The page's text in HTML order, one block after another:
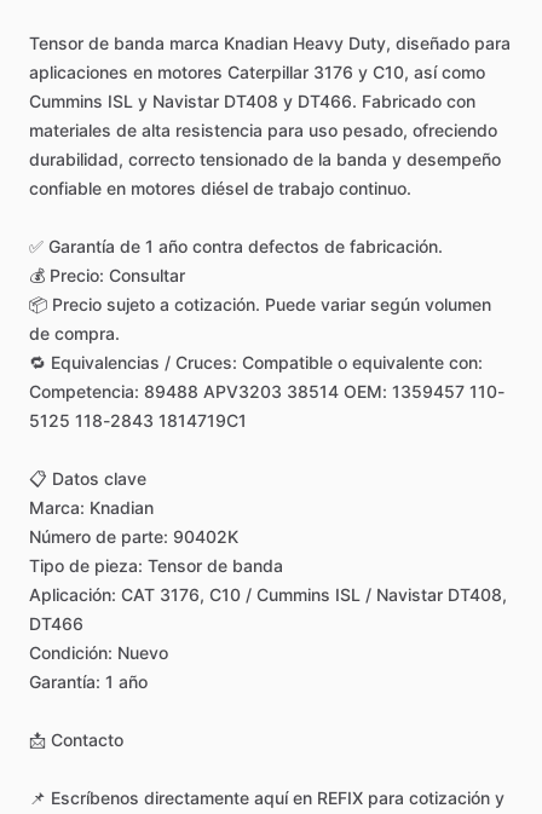
Tensor de banda marca Knadian Heavy Duty, diseñado para
aplicaciones en motores Caterpillar 3176 y C10, así como
Cummins ISL y Navistar DT408 y DT466. Fabricado con
materiales de alta resistencia para uso pesado, ofreciendo
durabilidad, correcto tensionado de la banda y desempeño
confiable en motores diésel de trabajo continuo.
✅ Garantía de 1 año contra defectos de fabricación.
💰 Precio: Consultar
📦 Precio sujeto a cotización. Puede variar según volumen
de compra.
🔁 Equivalencias ​/​ Cruces: Compatible o equivalente con:
Competencia: 89488 APV3203 38514 OEM: 1359457 110-
5125 118-2843 1814719C1
📋 Datos clave
Marca: Knadian
Número de parte: 90402K
Tipo de pieza: Tensor de banda
Aplicación: CAT 3176, C10 ​/​ Cummins ISL ​/​ Navistar DT408,
DT466
Condición: Nuevo
Garantía: 1 año
📩 Contacto
📌 Escríbenos directamente aquí en REFIX para cotización y